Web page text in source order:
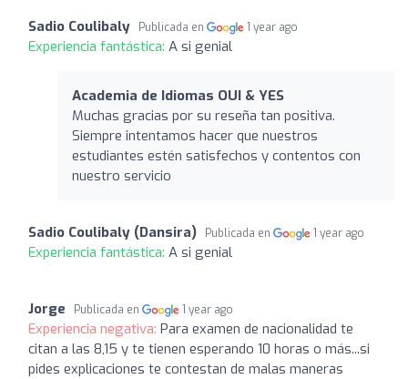
Sadio Coulibaly Publicada en 1 year ago
Experiencia fantástica: A si genial
Academia de Idiomas OUI & YES
Muchas gracias por su reseña tan positiva.
Siempre intentamos hacer que nuestros
estudiantes estén satisfechos y contentos con
nuestro servicio
Sadio Coulibaly (Dansira) Publicada en 1 year ago
Experiencia fantástica: A si genial
Jorge Publicada en 1 year ago
Experiencia negativa: Para examen de nacionalidad te
citan a las 8,15 y te tienen esperando 10 horas o más...si
pides explicaciones te contestan de malas maneras